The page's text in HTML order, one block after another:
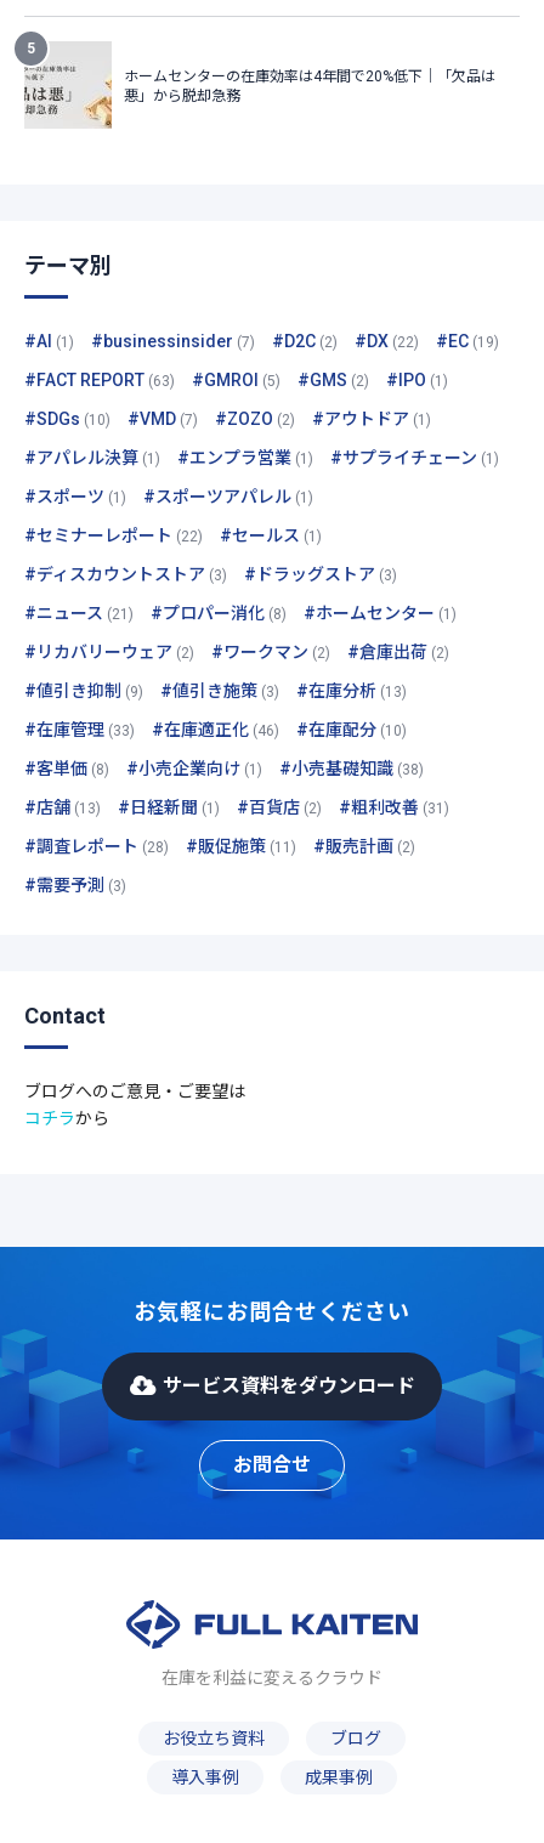
テーマ別
#AI (1) #businessinsider (7) #D2C (2) #DX (22) #EC (19)
#FACT REPORT (63) #GMROI (5) #GMS (2) #IPO (1)
#SDGs (10) #VMD (7) #ZOZO (2) #アウトドア (1)
#アパレル決算 (1) #エンプラ営業 (1) #サプライチェーン (1)
#スポーツ (1) #スポーツアパレル (1)
#セミナーレポート (22) #セールス (1)
#ディスカウントストア (3) #ドラッグストア (3)
#ニュース (21) #プロパー消化 (8) #ホームセンター (1)
#リカバリーウェア (2) #ワークマン (2) #倉庫出荷 (2)
#値引き抑制 (9) #値引き施策 (3) #在庫分析 (13)
#在庫管理 (33) #在庫適正化 (46) #在庫配分 (10)
#客単価 (8) #小売企業向け (1) #小売基礎知識 (38)
#店舗 (13) #日経新聞 (1) #百貨店 (2) #粗利改善 (31)
#調査レポート (28) #販促施策 (11) #販売計画 (2)
#需要予測 (3)
Contact
ブログへのご意見・ご要望は
コチラから
お気軽にお問合せください
サービス資料をダウンロード
お問合せ
在庫を利益に変えるクラウド
お役立ち資料
ブログ
導入事例
成果事例